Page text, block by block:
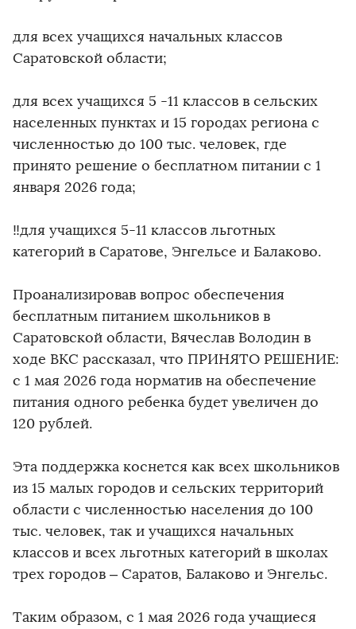
️для всех учащихся начальных классов
Саратовской области;
️для всех учащихся 5 -11 классов в сельских
населенных пунктах и 15 городах региона с
численностью до 100 тыс. человек, где
принято решение о бесплатном питании с 1
января 2026 года;
‼для учащихся 5-11 классов льготных
категорий в Саратове, Энгельсе и Балаково.
Проанализировав вопрос обеспечения
бесплатным питанием школьников в
Саратовской области, Вячеслав Володин в
ходе ВКС рассказал, что ПРИНЯТО РЕШЕНИЕ:
с 1 мая 2026 года норматив на обеспечение
питания одного ребенка будет увеличен до
120 рублей.
Эта поддержка коснется как всех школьников
из 15 малых городов и сельских территорий
области с численностью населения до 100
тыс. человек, так и учащихся начальных
классов и всех льготных категорий в школах
трех городов – Саратов, Балаково и Энгельс.
Таким образом, с 1 мая 2026 года учащиеся